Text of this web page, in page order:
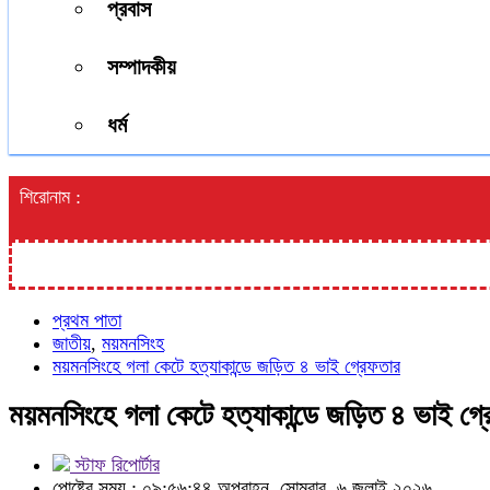
প্রবাস
সম্পাদকীয়
ধর্ম
শিরোনাম :
প্রথম পাতা
জাতীয়, ময়মনসিংহ
ময়মনসিংহে গলা কেটে হত্যাকান্ডে জড়িত ৪ ভাই গ্রেফতার
ময়মনসিংহে গলা কেটে হত্যাকান্ডে জড়িত ৪ ভাই
স্টাফ রিপোর্টার